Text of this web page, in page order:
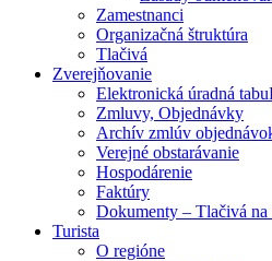
Zamestnanci
Organizačná štruktúra
Tlačivá
Zverejňovanie
Elektronická úradná
Zmluvy, Objednávky
Archív zmlúv
Verejné obstarávanie
Hospodárenie
Faktúry
Dokumenty – Tlačivá na
Turista
O regióne